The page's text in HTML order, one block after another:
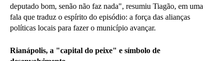
deputado bom, senão não faz nada", resumiu Tiagão, em uma
fala que traduz o espírito do episódio: a força das alianças
políticas locais para fazer o município avançar.
Rianápolis, a "capital do peixe" e símbolo de